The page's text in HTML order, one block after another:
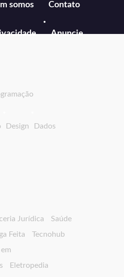
somos Contato
Anuncie
Design Dados
Jurídica
Saúde
Feita
Tecnohub
Eletropedia